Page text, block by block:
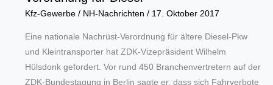
Kfz-Gewerbe/ NH-Nachrichten / 17. Oktober 2017
Eine nationale Nachrüst-Verordnung für ältere Diesel-Pkw
und Kleintransporter hat ZDK-Vizepräsident Wilhelm
Hülsdonk gefordert. Vor rund 450 Branchenvertretern auf der
ZDK-Bundestagung in Berlin sagte er, dass sich Fahrverbote